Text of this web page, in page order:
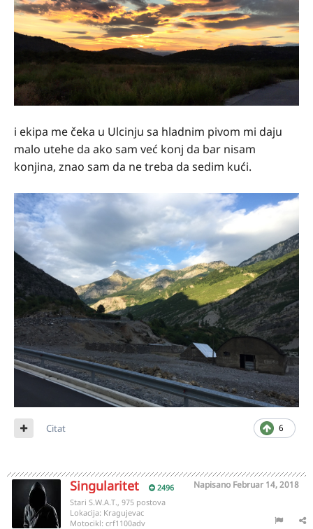
i ekipa me čeka u Ulcinju sa hladnim pivom mi daju
malo utehe da ako sam već konj da bar nisam
konjina, znao sam da ne treba da sedim kući.
6
Citat
Singularitet 2496 Napisano Februar 14, 2018
Stari S.W.A.T., 975 postova
Lokacija: Kragujevac
Motocikl: crf1100adv